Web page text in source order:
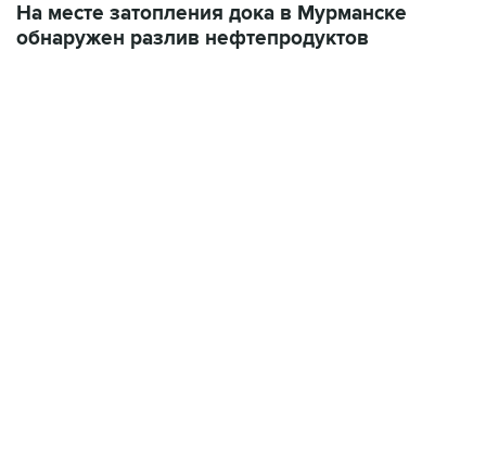
На месте затопления дока в Мурманске
обнаружен разлив нефтепродуктов